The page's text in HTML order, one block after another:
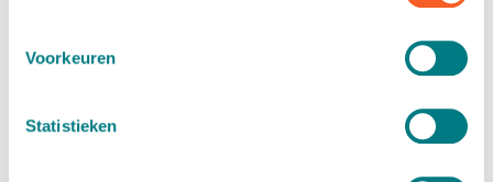
Voorkeuren
Statistieken